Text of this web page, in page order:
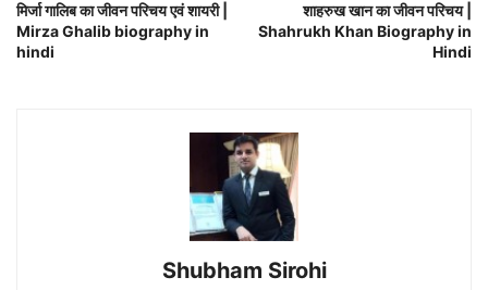
मिर्जा गालिब का जीवन परिचय एवं शायरी |
Mirza Ghalib biography in
hindi
शाहरुख खान का जीवन परिचय |
Shahrukh Khan Biography in
Hindi
Shubham Sirohi